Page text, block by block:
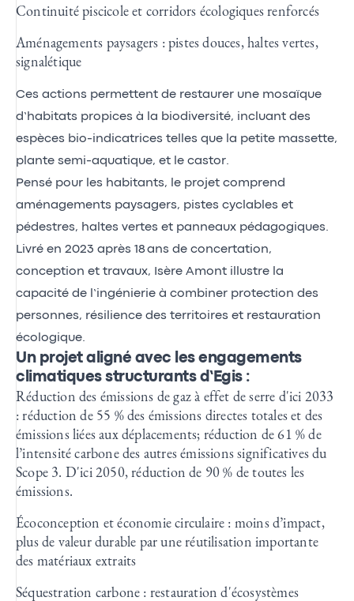
Continuité piscicole et corridors écologiques renforcés
Aménagements paysagers : pistes douces, haltes vertes,
signalétique
Ces actions permettent de restaurer une mosaïque
d’habitats propices à la biodiversité, incluant des
espèces bio-indicatrices telles que la petite massette,
plante semi-aquatique, et le castor.
Pensé pour les habitants, le projet comprend
aménagements paysagers, pistes cyclables et
pédestres, haltes vertes et panneaux pédagogiques.
Livré en 2023 après 18 ans de concertation,
conception et travaux, Isère Amont illustre la
capacité de l’ingénierie à combiner protection des
personnes, résilience des territoires et restauration
écologique.
Un projet aligné avec les engagements
climatiques structurants d’Egis :
Réduction des émissions de gaz à effet de serre d'ici 2033
: réduction de 55 % des émissions directes totales et des
émissions liées aux déplacements; réduction de 61 % de
l’intensité carbone des autres émissions significatives du
Scope 3. D'ici 2050, réduction de 90 % de toutes les
émissions.
Écoconception et économie circulaire : moins d’impact,
plus de valeur durable par une réutilisation importante
des matériaux extraits
Séquestration carbone : restauration d'écosystèmes